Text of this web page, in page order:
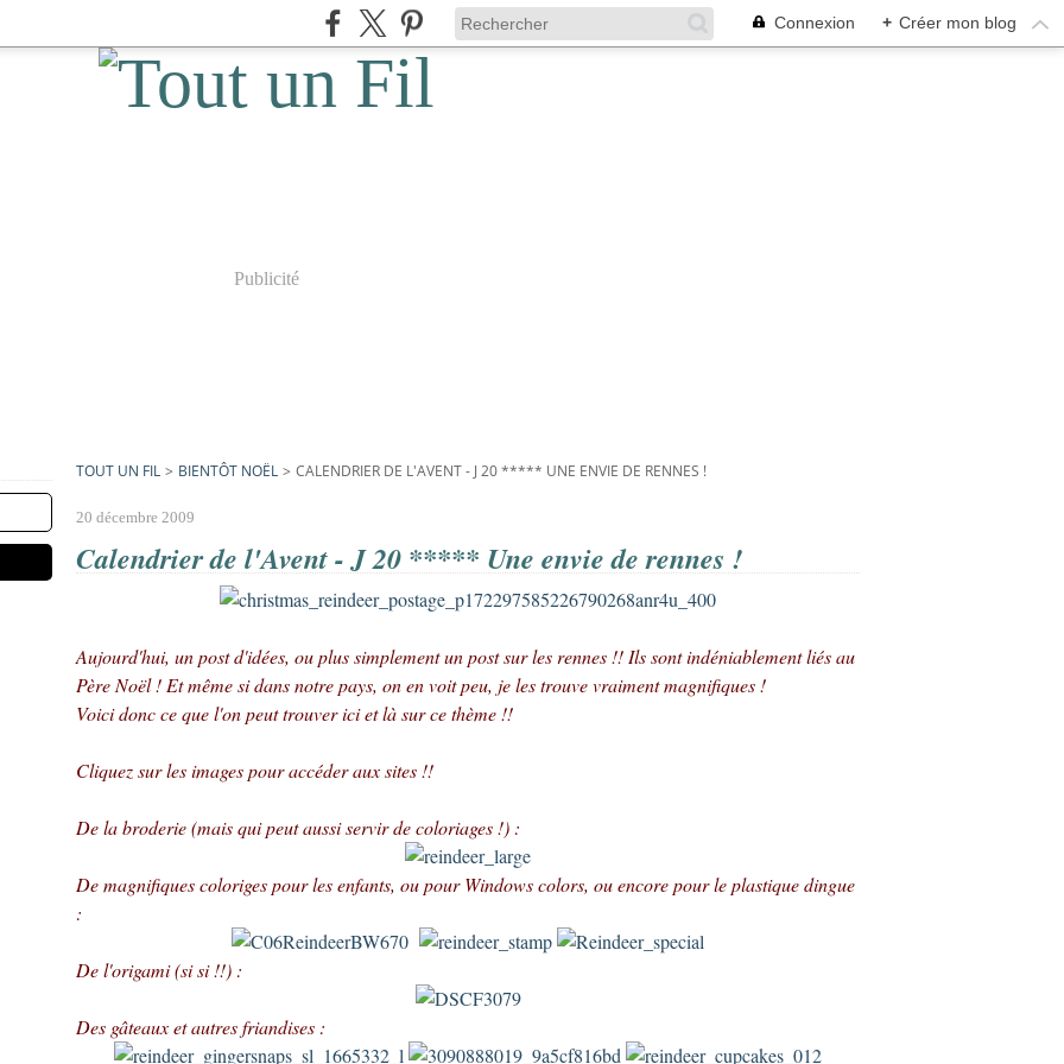
Connexion + Créer mon blog
Publicité
TOUT UN FIL > BIENTÔT NOËL > CALENDRIER DE L'AVENT - J 20 ***** UNE ENVIE DE RENNES !
20 décembre 2009
Calendrier de l'Avent - J 20 ***** Une envie de rennes !
Aujourd'hui, un post d'idées, ou plus simplement un post sur les rennes !! Ils sont indéniablement liés au
Père Noël ! Et même si dans notre pays, on en voit peu, je les trouve vraiment magnifiques !
Voici donc ce que l'on peut trouver ici et là sur ce thème !!
Cliquez sur les images pour accéder aux sites !!
De la broderie (mais qui peut aussi servir de coloriages !) :
De magnifiques coloriges pour les enfants, ou pour Windows colors, ou encore pour le plastique dingue
:
De l'origami (si si !!) :
Des gâteaux et autres friandises :